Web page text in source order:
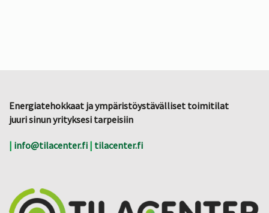
Energiatehokkaat ja ympäristöystävälliset toimitilat
juuri sinun yrityksesi tarpeisiin
| info@tilacenter.fi | tilacenter.fi